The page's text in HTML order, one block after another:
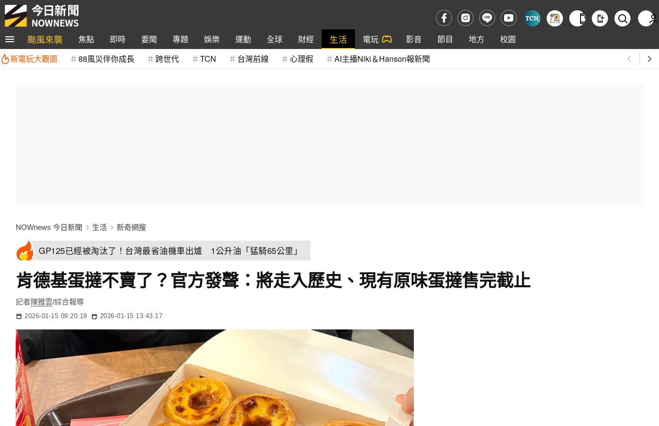
颱風來襲 焦點 即時 要聞 專題 娛樂 運動 全球 財經 生活 電玩 影音 節目 地方
校園
新電玩大觀園
88風災伴你成長 跨世代 TCN 台灣前線 心理假 AI主播Niki＆Hanson報新聞
NOWnews 今日新聞 生活 新奇網搜
GP125已經被淘汰了！台灣最省油機車出爐 1公升油「猛騎65公里」
肯德基蛋撻不賣了？官方發聲：將走入歷史、現有原味蛋撻售完截止
記者陳雅雲/綜合報導
2026-01-15 09:20:19 2026-01-15 13:43:17